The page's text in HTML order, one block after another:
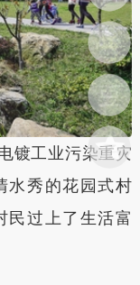
工业污染重灾
水秀的花园式村
民过上了生活富